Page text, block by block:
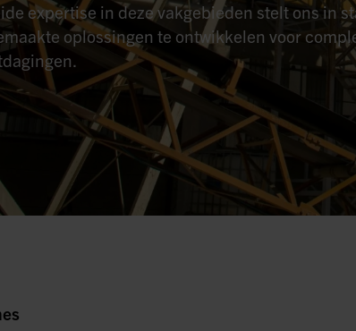
expertise in deze vakgebieden stelt ons in
oplossingen te ontwikkelen voor